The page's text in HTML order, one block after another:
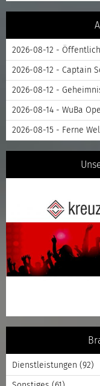
2026-08-12 -
2026-08-12 - Captain
2026-08-12 -
2026-08-14 - WuBa
2026-08-15 - Ferne
Dienstleistungen (92)